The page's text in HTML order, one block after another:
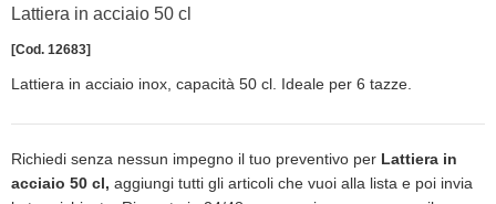
Lattiera in acciaio 50 cl
[Cod. 12683]
Lattiera in acciaio inox, capacità 50 cl. Ideale per 6 tazze.
Richiedi senza nessun impegno il tuo preventivo per Lattiera in
acciaio 50 cl, aggiungi tutti gli articoli che vuoi alla lista e poi invia